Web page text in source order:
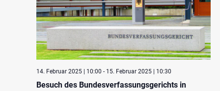
Besuch des Bundesverfassungsgerichts in
14. Februar 2025 | 10:00 - 15. Februar 2025 | 10:30